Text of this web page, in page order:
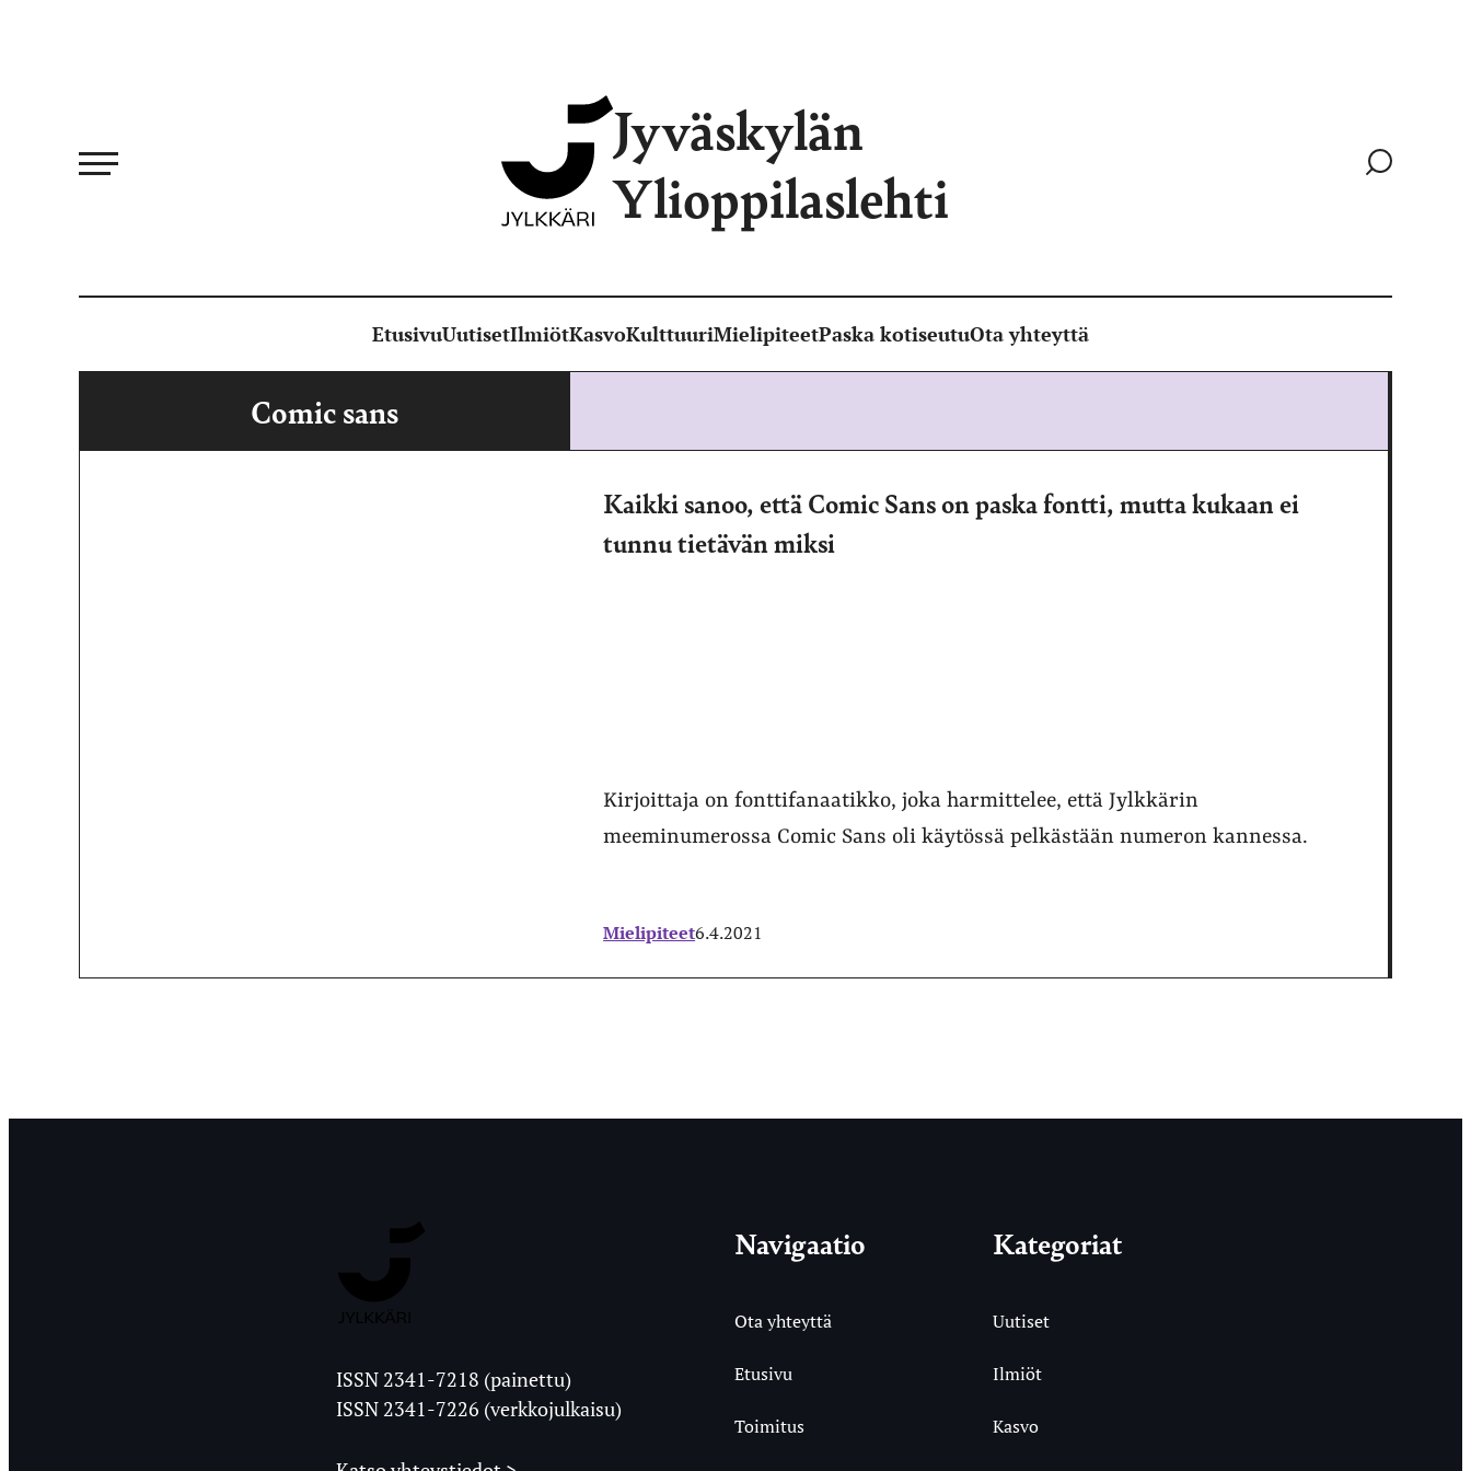
Jyväskylän
Ylioppilaslehti
Siirry
EtusivuUutisetIlmiötKasvoKulttuuriMielipiteetPaska kotiseutuOta yhteyttä
Comic sans
Kaikki sanoo, että Comic Sans on paska fontti, mutta kukaan ei
tunnu tietävän miksi
Kirjoittaja on fonttifanaatikko, joka harmittelee, että Jylkkärin
meeminumerossa Comic Sans oli käytössä pelkästään numeron kannessa.
Mielipiteet6.4.2021
Ylioppilaslehti
ISSN 2341-7218 (painettu)
ISSN 2341-7226 (verkkojulkaisu)
Navigaatio
Ota yhteyttä
Etusivu
Toimitus
Kategoriat
Uutiset
Ilmiöt
Kasvo